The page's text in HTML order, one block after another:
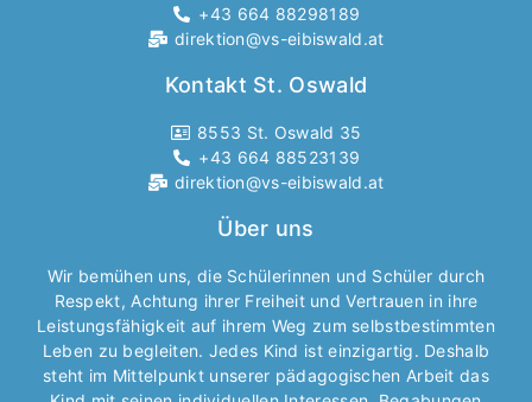
+43 664 88298189
direktion@vs-eibiswald.at
Kontakt St. Oswald
8553 St. Oswald 35
+43 664 88523139
direktion@vs-eibiswald.at
Über uns
Wir bemühen uns, die Schülerinnen und Schüler durch
Respekt, Achtung ihrer Freiheit und Vertrauen in ihre
Leistungsfähigkeit auf ihrem Weg zum selbstbestimmten
Leben zu begleiten. Jedes Kind ist einzigartig. Deshalb
steht im Mittelpunkt unserer pädagogischen Arbeit das